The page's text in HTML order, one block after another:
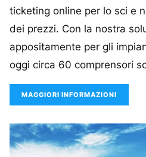
ticketing online per lo sci e
dei prezzi. Con la nostra
appositamente per gli
oggi circa 60 comprensori
MAGGIORI INFORMAZIONI